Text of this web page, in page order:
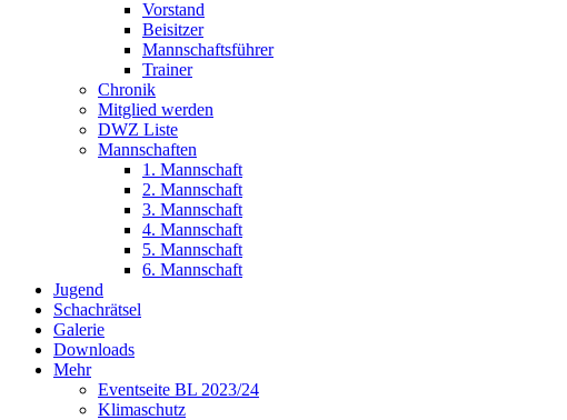
Vorstand
Beisitzer
Mannschaftsführer
Trainer
Chronik
Mitglied werden
DWZ Liste
Mannschaften
1. Mannschaft
2. Mannschaft
3. Mannschaft
4. Mannschaft
5. Mannschaft
6. Mannschaft
Jugend
Schachrätsel
Galerie
Downloads
Mehr
Eventseite BL 2023/24
Klimaschutz